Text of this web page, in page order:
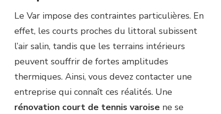
Le Var impose des contraintes particulières. En
effet, les courts proches du littoral subissent
l’air salin, tandis que les terrains intérieurs
peuvent souffrir de fortes amplitudes
thermiques. Ainsi, vous devez contacter une
entreprise qui connaît ces réalités. Une
rénovation court de tennis varoise ne se